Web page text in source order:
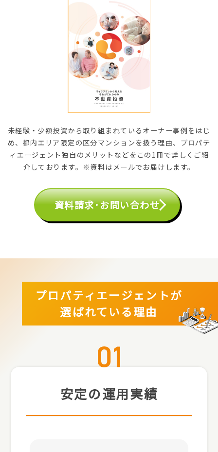
未経験・少額投資から取り組まれているオーナー事例をはじ
め、都内エリア限定の区分マンションを扱う理由、プロパテ
ィエージェント独自のメリットなどをこの1冊で詳しくご紹
介しております。※資料はメールでお届けします。
資料請求･お問い合わせ
プロパティエージェントが
選ばれている理由
安定の運用実績